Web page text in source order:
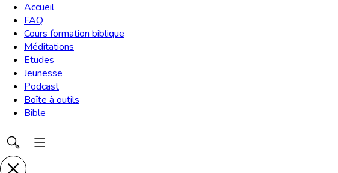
Accueil
FAQ
Cours formation biblique
Méditations
Etudes
Jeunesse
Podcast
Boîte à outils
Bible